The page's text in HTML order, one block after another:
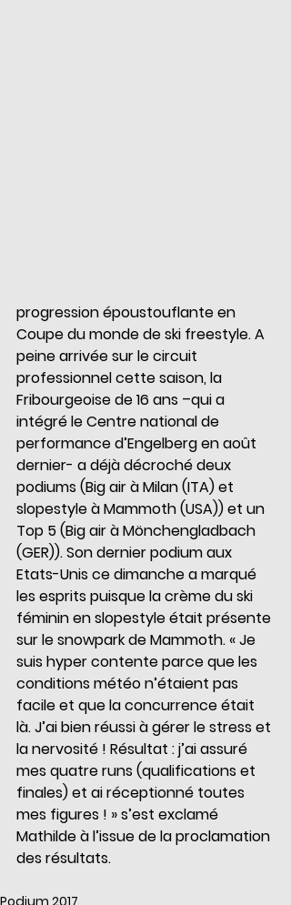
progression époustouflante en
Coupe du monde de ski freestyle. A
peine arrivée sur le circuit
professionnel cette saison, la
Fribourgeoise de 16 ans –qui a
intégré le Centre national de
performance d’Engelberg en août
dernier- a déjà décroché deux
podiums (Big air à Milan (ITA) et
slopestyle à Mammoth (USA)) et un
Top 5 (Big air à Mönchengladbach
(GER)). Son dernier podium aux
Etats-Unis ce dimanche a marqué
les esprits puisque la crème du ski
féminin en slopestyle était présente
sur le snowpark de Mammoth. « Je
suis hyper contente parce que les
conditions météo n’étaient pas
facile et que la concurrence était
là. J’ai bien réussi à gérer le stress et
la nervosité ! Résultat : j’ai assuré
mes quatre runs (qualifications et
finales) et ai réceptionné toutes
mes figures ! » s’est exclamé
Mathilde à l’issue de la proclamation
des résultats.
Podium 2017